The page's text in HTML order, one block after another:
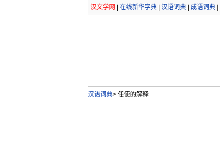
汉文学网 在线新华字典| 汉语词典| 成语词典|
汉语词典>任使的解释